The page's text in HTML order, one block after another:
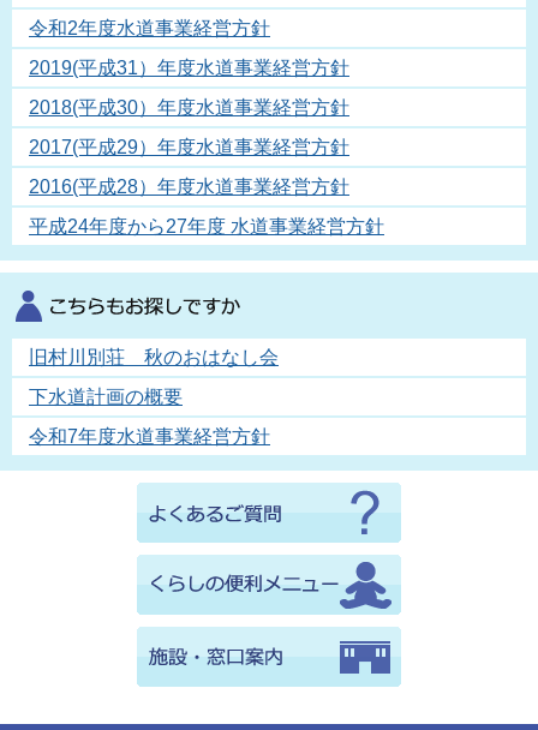
令和2年度水道事業経営方針
2019(平成31）年度水道事業経営方針
2018(平成30）年度水道事業経営方針
2017(平成29）年度水道事業経営方針
2016(平成28）年度水道事業経営方針
平成24年度から27年度 水道事業経営方針
旧村川別荘 秋のおはなし会
下水道計画の概要
令和7年度水道事業経営方針